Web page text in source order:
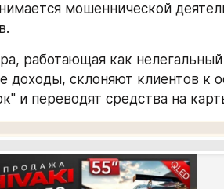
мошеннической
работающая как
доходы, склоняют клиентов к
и переводят средства на